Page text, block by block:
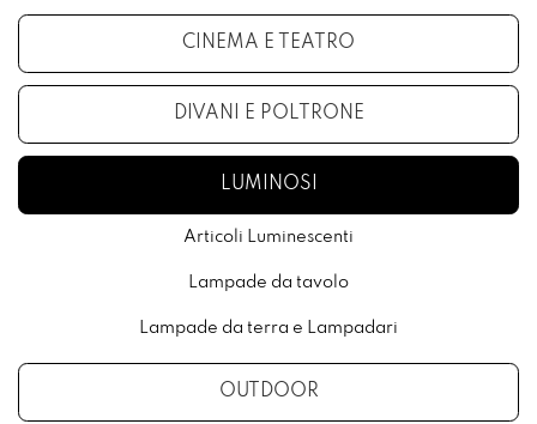
CINEMA E TEATRO
DIVANI E POLTRONE
LUMINOSI
Articoli Luminescenti
Lampade da tavolo
Lampade da terra e Lampadari
OUTDOOR